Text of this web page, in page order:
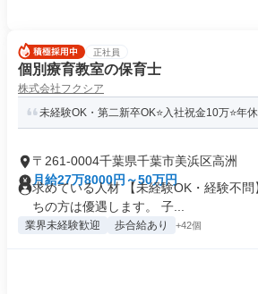
正社員
個別療育教室の保育士
株式会社フクシア
未経験OK・第二新卒OK⭐入社祝金10万⭐年
〒261-0004千葉県千葉市美浜区高洲
月給27万8000円～50万円
求めている人材 【未経験OK・経験不
ちの方は優遇します。 子...
業界未経験歓迎 歩合給あり +42個